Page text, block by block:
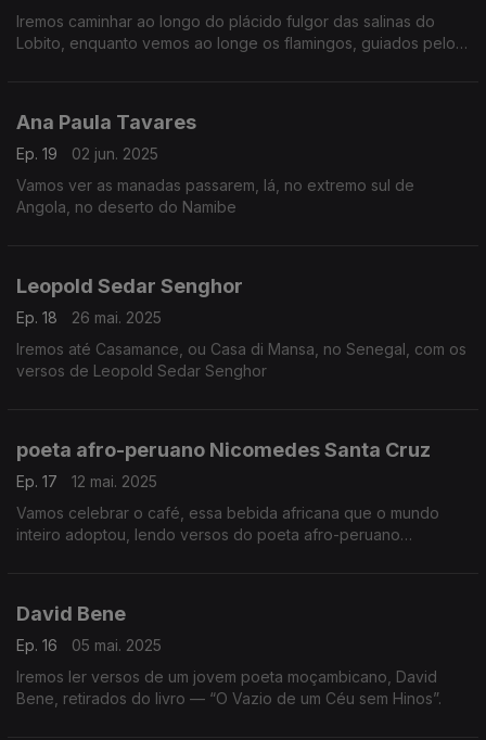
Iremos caminhar ao longo do plácido fulgor das salinas do
Lobito, enquanto vemos ao longe os flamingos, guiados pelos
Ana Paula Tavares
Ep. 19
02 jun. 2025
Vamos ver as manadas passarem, lá, no extremo sul de
Angola, no deserto do Namibe
Leopold Sedar Senghor
Ep. 18
26 mai. 2025
Iremos até Casamance, ou Casa di Mansa, no Senegal, com os
versos de Leopold Sedar Senghor
poeta afro-peruano Nicomedes Santa Cruz
Ep. 17
12 mai. 2025
Vamos celebrar o café, essa bebida africana que o mundo
inteiro adoptou, lendo versos do poeta afro-peruano
David Bene
Ep. 16
05 mai. 2025
Iremos ler versos de um jovem poeta moçambicano, David
Bene, retirados do livro — “O Vazio de um Céu sem Hinos”.